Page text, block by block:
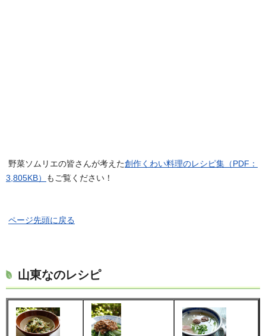
野菜ソムリエの皆さんが考えた創作くわい料理のレシピ集（PDF：
3,805KB）
もご覧ください！
ページ先頭に戻る
山東なのレシピ